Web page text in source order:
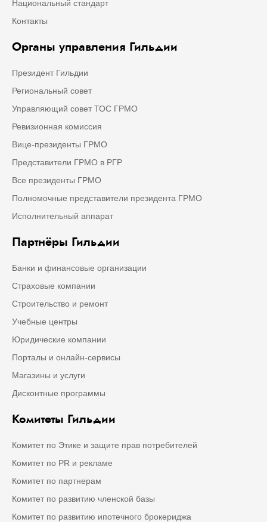
Национальный стандарт
Контакты
Органы управления Гильдии
Президент Гильдии
Региональный совет
Управляющий совет ТОС ГРМО
Ревизионная комиссия
Вице-президенты ГРМО
Представители ГРМО в РГР
Все президенты ГРМО
Полномочные представители президента ГРМО
Исполнительный аппарат
Партнёры Гильдии
Банки и финансовые организации
Страховые компании
Строительство и ремонт
Учебные центры
Юридические компании
Порталы и онлайн-сервисы
Магазины и услуги
Дисконтные программы
Комитеты Гильдии
Комитет по Этике и защите прав потребителей
Комитет по PR и рекламе
Комитет по партнерам
Комитет по развитию членской базы
Комитет по развитию ипотечного брокериджа